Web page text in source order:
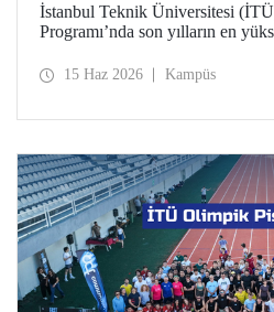
İstanbul Teknik Üniversitesi
Programı’nda son yılların en
liseden 52.597 öğrenci İTÜ’yü
15 Haz 2026 Kampüs